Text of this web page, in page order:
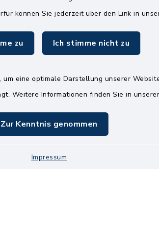
können Sie jederzeit über den Link in
zu Ich stimme nicht zu
eine optimale Darstellung unserer
Weitere Informationen finden Sie in
Zur Kenntnis genommen
Impressum
04826 30-0
04826 30-15
info@amt-